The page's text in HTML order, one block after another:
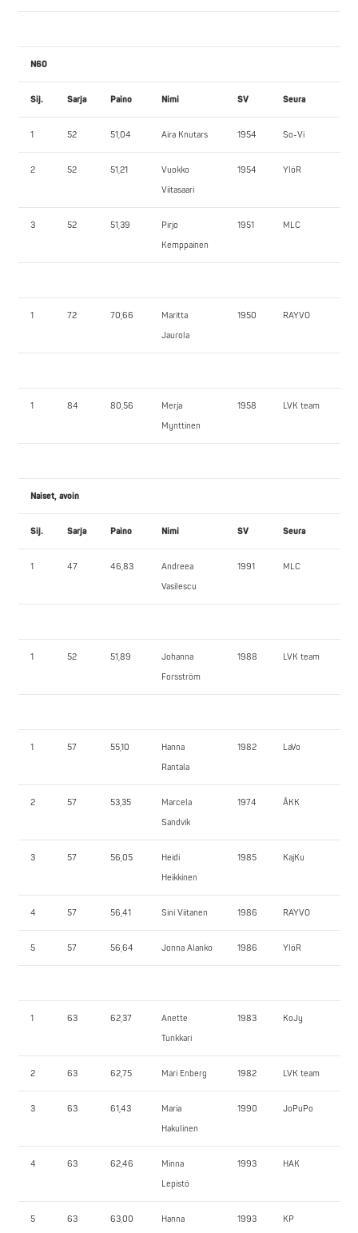
N60
Sij. Sarja Paino Nimi SV Seura
1 52 51,04 Aira Knutars 1954 So-Vi
2 52 51,21
Vuokko
Viitasaari
1954 YlöR
3 52 51,39
Pirjo
Kemppainen
1951 MLC
1 72 70,66
Maritta
Jaurola
1950 RAYVO
1 84 80,56
Merja
Mynttinen
1958 LVK team
Naiset, avoin
Sij. Sarja Paino Nimi SV Seura
1 47 46,83
Andreea
Vasilescu
1991 MLC
1 52 51,89
Johanna
Forsström
1988 LVK team
1 57 55,10
Hanna
Rantala
1982 LaVo
2 57 53,35
Marcela
Sandvik
1974 ÅKK
3 57 56,05
Heidi
Heikkinen
1985 KajKu
4 57 56,41 Sini Viitanen 1986 RAYVO
5 57 56,64 Jonna Alanko 1986 YlöR
1 63 62,37
Anette
Tunkkari
1983 KoJy
2 63 62,75 Mari Enberg 1982 LVK team
3 63 61,43
Maria
Hakulinen
1990 JoPuPo
4 63 62,46
Minna
Lepistö
1993 HAK
5 63 63,00
Hanna
1993 KP